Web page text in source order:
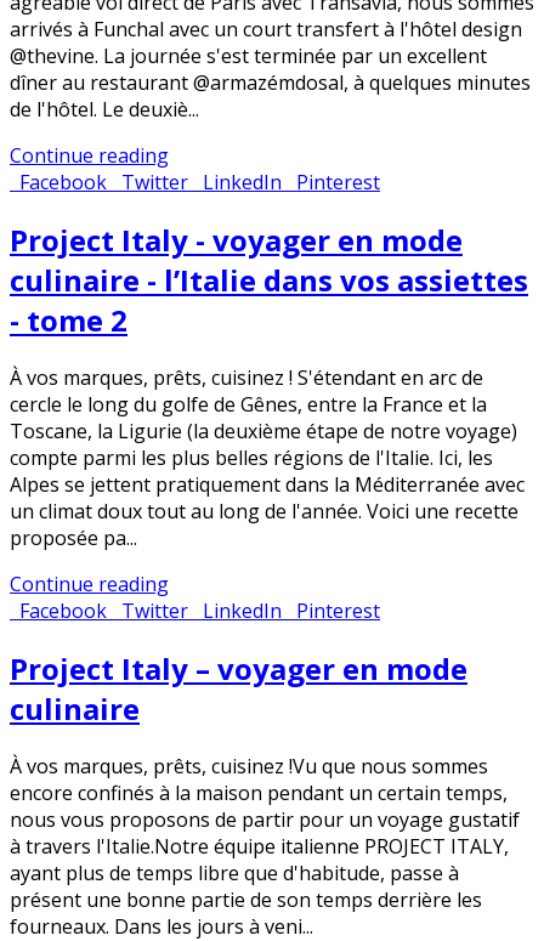
arrivés à Funchal avec un court transfert à l'hôtel design
@thevine. La journée s'est terminée par un excellent
dîner au restaurant @armazémdosal, à quelques minutes
de l'hôtel. Le deuxiè...
Continue reading
Facebook Twitter LinkedIn Pinterest
Project Italy - voyager en mode
culinaire - l’Italie dans vos assiettes
- tome 2
À vos marques, prêts, cuisinez ! S'étendant en arc de
cercle le long du golfe de Gênes, entre la France et la
Toscane, la Ligurie (la deuxième étape de notre voyage)
compte parmi les plus belles régions de l'Italie. Ici, les
Alpes se jettent pratiquement dans la Méditerranée avec
un climat doux tout au long de l'année. Voici une recette
proposée pa...
Continue reading
Facebook Twitter LinkedIn Pinterest
Project Italy – voyager en mode
culinaire
À vos marques, prêts, cuisinez !Vu que nous sommes
encore confinés à la maison pendant un certain temps,
nous vous proposons de partir pour un voyage gustatif
à travers l'Italie.Notre équipe italienne PROJECT ITALY​,
ayant plus de temps libre que d'habitude, passe à
présent une bonne partie de son temps derrière les
fourneaux. Dans les jours à veni...